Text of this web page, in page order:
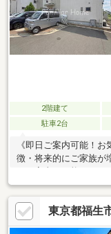
2階建て
駐車2台
《即日ご案内可能！
徴・将来的にご家族が
の各居室収納・耐震等
る街並みが魅力の分譲
機・環境に優しく電気
島駅付近にモリタウン
東京都福生